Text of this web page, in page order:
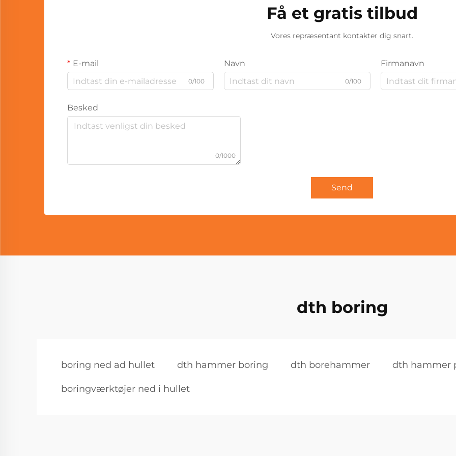
Få et gratis tilbud
Vores repræsentant kontakter dig snart.
E-mail
0/100
Navn
0/100
Firmanavn
Besked
0/1000
Send
dth boring
boring ned ad hullet dth hammer boring dth borehammer dth hammer
boringværktøjer ned i hullet